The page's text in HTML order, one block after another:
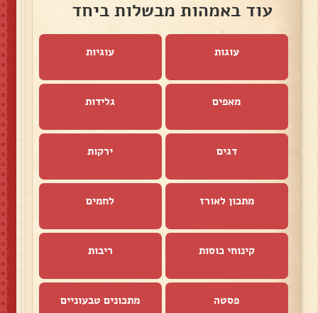
עוד באמהות מבשלות ביחד
עוגות עוגיות
מאפים גלידות
דגים ירקות
מתכון לאורז לחמים
קינוחי כוסות ריבות
פסטה מתכונים טבעוניים